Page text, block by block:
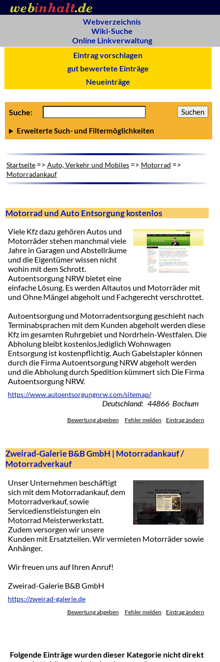
Webverzeichnis
Wiki-Suche
Online Linkverwaltung
Eintrag vorschlagen
gut bewertete Einträge
Neueinträge
Suche:
Erweiterte Such- und Filtermöglichkeiten
Startseite=> Auto, Verkehr und Mobiles=> Motorrad =>
Motorradankauf
Motorrad und Auto Entsorgung kostenlos
Viele Kfz dazu gehören Autos und
Motorräder stehen manchmal viele
Jahre in Garagen und Abstellräume
und die Eigentümer wissen nicht
wohin mit dem Schrott.
Autoentsorgung NRW bietet eine
einfache Lösung. Es werden Altautos und Motorräder mit
und Ohne Mängel abgeholt und Fachgerecht verschrottet.
Autoentsorgung und Motorradentsorgung geschieht nach
Terminabsprachen mit dem Kunden abgeholt werden diese
Kfz im gesamten Ruhrgebiet und Nordrhein-Westfalen. Die
Abholung bleibt kostenlos,lediglich Wohnwagen
Entsorgung ist kostenpflichtig. Auch Gabelstapler können
durch die Firma Autoentsorgung NRW abgeholt werden
und die Abholung durch Spedition kümmert sich Die Firma
Autoentsorgung NRW.
https://www.autoentsorgungnrw.com/sitemap/
Deutschland: 44866 Bochum
Bewertung abgeben Fehler melden Eintrag ändern
Zweirad-Galerie B&B GmbH | Motorradankauf /
Motorradverkauf
Unser Unternehmen beschäftigt
sich mit dem Motorradankauf, dem
Motorradverkauf, sowie
Servicedienstleistungen ein
Motorrad Meisterwerkstatt.
Zudem versorgen wir unsere
Kunden mit Ersatzteilen. Wir vermieten Motorräder sowie
Anhänger.
Wir freuen uns auf Ihren Anruf!
Zweirad-Galerie B&B GmbH
https://zweirad-galerie.de
Bewertung abgeben Fehler melden Eintrag ändern
Folgende Einträge wurden dieser Kategorie nicht direkt